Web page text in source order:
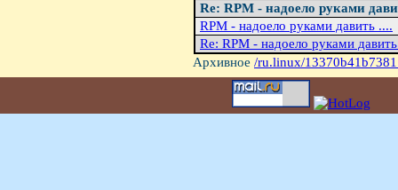
Re: RPM - надоело руками
RPM - надоело pуками давить ....
Re: RPM - надоело руками
Архивное /ru.linux/